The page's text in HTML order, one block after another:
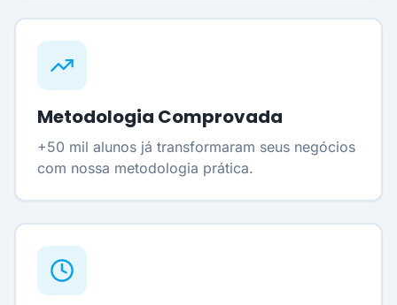
Metodologia Comprovada
+50 mil alunos já transformaram seus negócios
com nossa metodologia prática.